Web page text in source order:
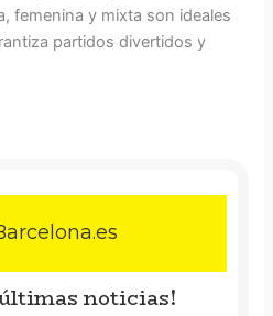
femenina y mixta son ideales
partidos divertidos y
noticias!